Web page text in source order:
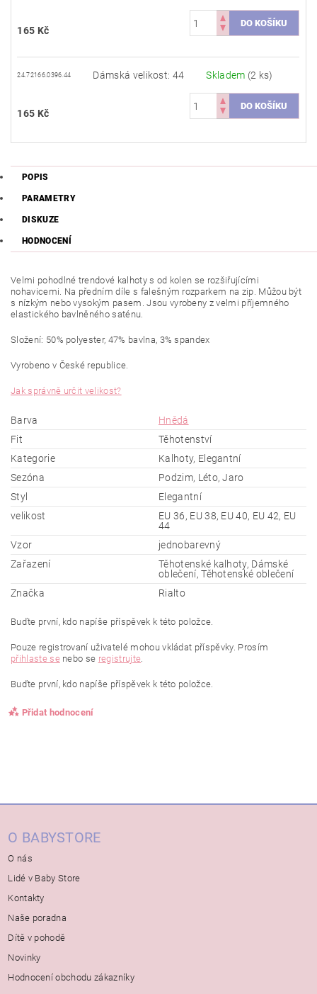
165 Kč
24.72166.0396.44 Dámská velikost: 44 Skladem (2 ks)
165 Kč
POPIS
PARAMETRY
DISKUZE
HODNOCENÍ
Velmi pohodlné trendové kalhoty s od kolen se rozšiřujícími
nohavicemi. Na předním díle s falešným rozparkem na zip. Můžou být
s nízkým nebo vysokým pasem. Jsou vyrobeny z velmi příjemného
elastického bavlněného saténu.
Složení: 50% polyester, 47% bavlna, 3% spandex
Vyrobeno v České republice.
Jak správně určit velikost?
Barva
Hnědá
Fit
Těhotenství
Kategorie
Kalhoty, Elegantní
Sezóna
Podzim, Léto, Jaro
Styl
Elegantní
velikost
EU 36, EU 38, EU 40, EU 42, EU
44
Vzor
jednobarevný
Zařazení
Těhotenské kalhoty, Dámské
oblečení, Těhotenské oblečení
Značka
Rialto
Buďte první, kdo napíše příspěvek k této položce.
Pouze registrovaní uživatelé mohou vkládat příspěvky. Prosím
přihlaste senebo se registrujte.
Buďte první, kdo napíše příspěvek k této položce.
Přidat hodnocení
O BABYSTORE
O nás
Lidé v Baby Store
Kontakty
Naše poradna
Dítě v pohodě
Novinky
Hodnocení obchodu zákazníky